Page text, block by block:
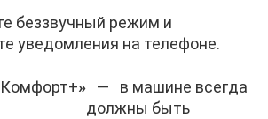
беззвучный режим и
уведомления на телефоне.
Комфорт+» — в машине всегда
должны быть